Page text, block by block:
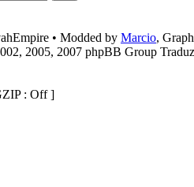
• Modded by Marcio,
2005, 2007 phpBB Group
: Off ]